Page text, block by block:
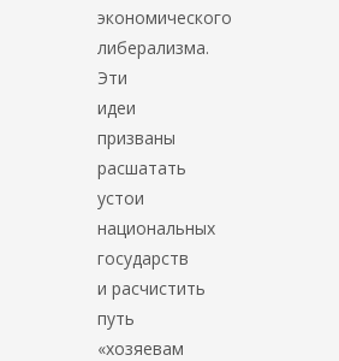
экономического
либерализма.
Эти
идеи
призваны
расшатать
устои
национальных
государств
и расчистить
путь
«хозяевам